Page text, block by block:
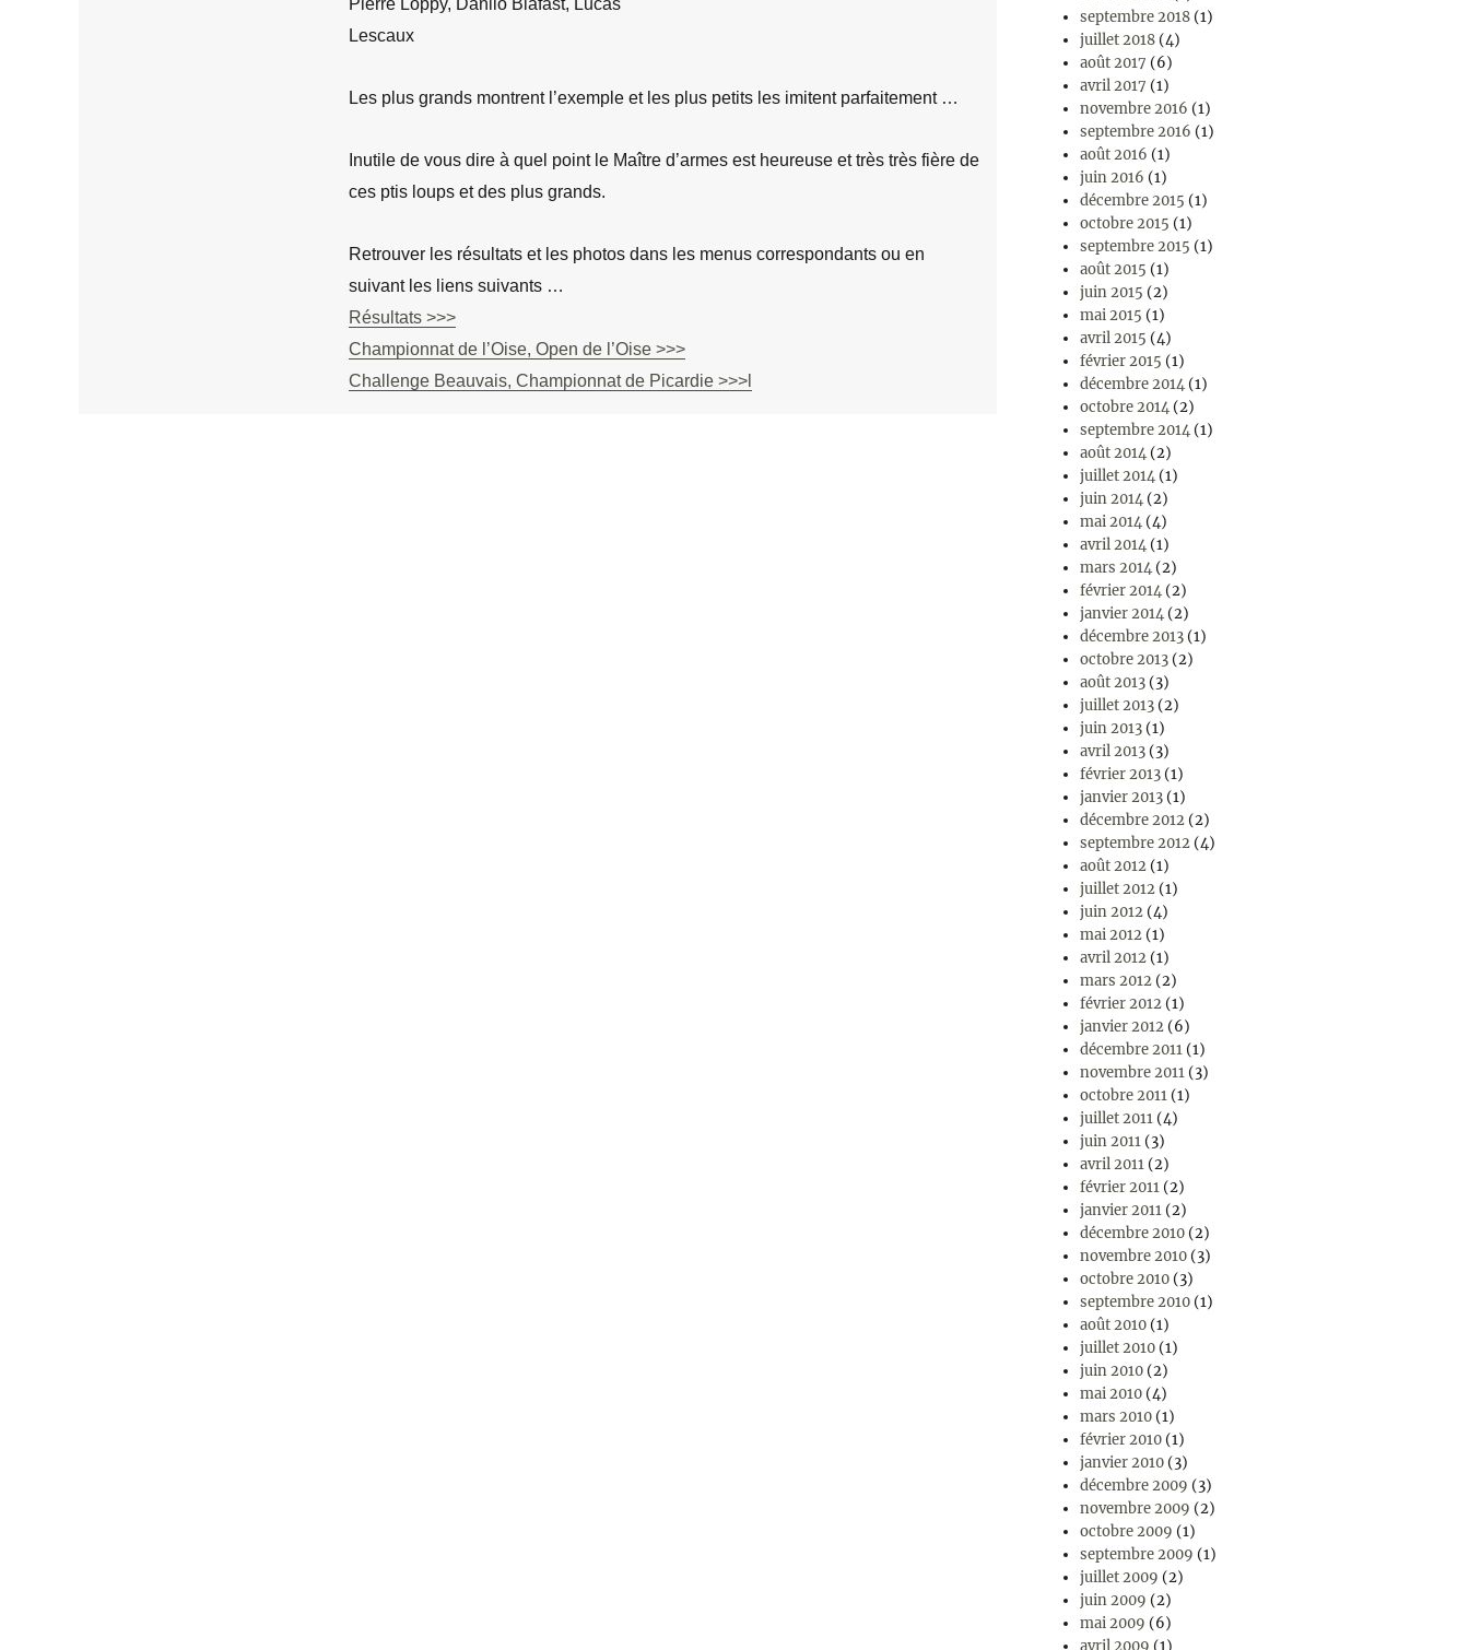
Lescaux
Les plus grands montrent l’exemple et les plus petits les imitent parfaitement …
Inutile de vous dire à quel point le Maître d’armes est heureuse et très très fière de
ces ptis loups et des plus grands.
Retrouver les résultats et les photos dans les menus correspondants ou en
suivant les liens suivants …
Résultats >>>
Championnat de l’Oise, Open de l’Oise >>>
Challenge Beauvais, Championnat de Picardie >>>l
septembre 2018 (1)
juillet 2018 (4)
août 2017 (6)
avril 2017 (1)
novembre 2016 (1)
septembre 2016 (1)
août 2016 (1)
juin 2016 (1)
décembre 2015 (1)
octobre 2015 (1)
septembre 2015 (1)
août 2015 (1)
juin 2015 (2)
mai 2015 (1)
avril 2015 (4)
février 2015 (1)
décembre 2014 (1)
octobre 2014 (2)
septembre 2014 (1)
août 2014 (2)
juillet 2014 (1)
juin 2014 (2)
mai 2014 (4)
avril 2014 (1)
mars 2014 (2)
février 2014 (2)
janvier 2014 (2)
décembre 2013 (1)
octobre 2013 (2)
août 2013 (3)
juillet 2013 (2)
juin 2013 (1)
avril 2013 (3)
février 2013 (1)
janvier 2013 (1)
décembre 2012 (2)
septembre 2012 (4)
août 2012 (1)
juillet 2012 (1)
juin 2012 (4)
mai 2012 (1)
avril 2012 (1)
mars 2012 (2)
février 2012 (1)
janvier 2012 (6)
décembre 2011 (1)
novembre 2011 (3)
octobre 2011 (1)
juillet 2011 (4)
juin 2011 (3)
avril 2011 (2)
février 2011 (2)
janvier 2011 (2)
décembre 2010 (2)
novembre 2010 (3)
octobre 2010 (3)
septembre 2010 (1)
août 2010 (1)
juillet 2010 (1)
juin 2010 (2)
mai 2010 (4)
mars 2010 (1)
février 2010 (1)
janvier 2010 (3)
décembre 2009 (3)
novembre 2009 (2)
octobre 2009 (1)
septembre 2009 (1)
juillet 2009 (2)
juin 2009 (2)
mai 2009 (6)
avril 2009 (1)